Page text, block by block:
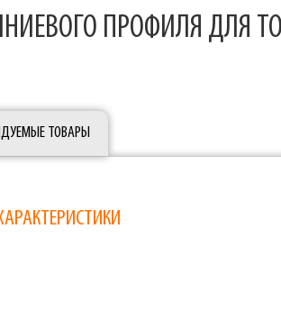
ПРОФИЛЯ ДЛЯ
ТОВАРЫ